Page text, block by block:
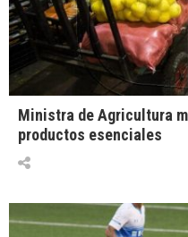
Ministra de Agricultura
productos esenciales